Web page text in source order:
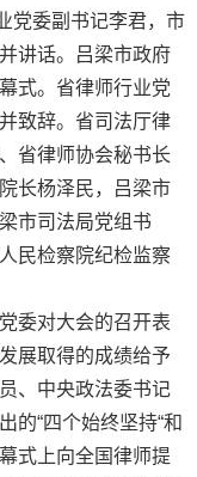
委副书记李君，市
讲话。吕梁市政府
式。省律师行业党
致辞。省司法厅律
省律师协会秘书长
长杨泽民，吕梁市
市司法局党组书
民检察院纪检监察
对大会的召开表
展取得的成绩给予
、中央政法委书记
的“四个始终坚持“和
式上向全国律师提